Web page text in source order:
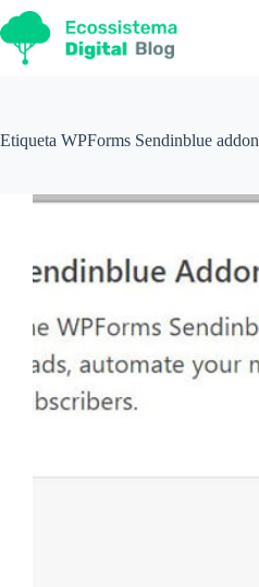
Pular
para
o
conteúdo
Etiqueta WPForms Sendinblue addon